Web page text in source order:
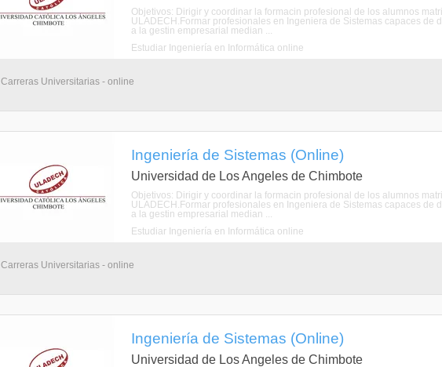
Objetivos: Dirigir y coordinar la formacin profesional de los alumnos
ULADECH.Formar profesionales en Ingeniera de Sistemas capaces
a la gestin empresarial median ...
Estudiar Ingeniería en Informática online
Carreras Universitarias - online
Ingeniería de Sistemas (Online)
Universidad de Los Angeles de Chimbote
Objetivos: Dirigir y coordinar la formacin profesional de los alumnos
ULADECH.Formar profesionales en Ingeniera de Sistemas capaces
a la gestin empresarial median ...
Estudiar Ingeniería en Informática online
Carreras Universitarias - online
Ingeniería de Sistemas (Online)
Universidad de Los Angeles de Chimbote